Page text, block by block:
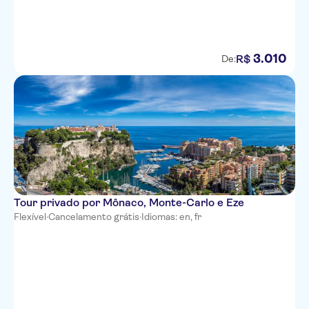
Best Western Plus Hotel
Massena Nice
NH Nice
Ibis Styles Nice Vieux Port
Novotel Suites Nice Aeroport
Hotel Aston La Scala
De:R$ 3.010
Tour privado por Mônaco, Monte-Carlo e Eze
Flexível·Cancelamento grátis·Idiomas: en, fr